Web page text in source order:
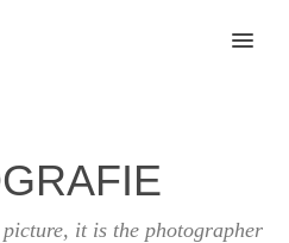
MENU
it is the photographer